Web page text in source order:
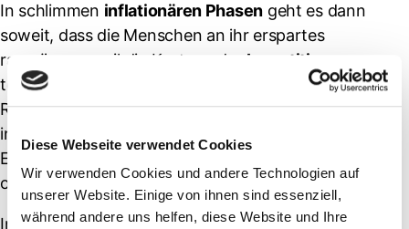
Diese Webseite verwendet Cookies
Wir verwenden Cookies und andere Technologien auf
unserer Website. Einige von ihnen sind essenziell,
während andere uns helfen, diese Website und Ihre
In schlimmen inflationären Phasen geht es dann
soweit, dass die Menschen an ihr erspartes
ranmüssen, weil die Kosten oder Investitionen
teuer werden, dass es nicht mehr mit den üblichen
Reserven zu bewältigen ist. Das führte auch damals
in der Weimarer Republik zu Spannungen, da die
Ersparnisse über Jahrzehnte innerhalb weniger Jahre
oder Monaten aufgebraucht waren.
In unseren modernen wirtschaftlichen Zeiten, ist die